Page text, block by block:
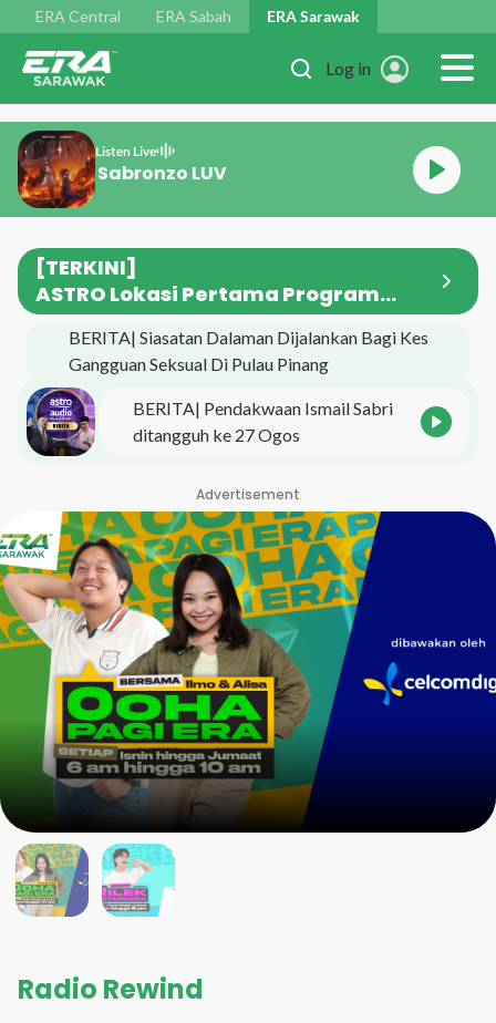
Skip to main content
ERA Central ERA Sabah ERA Sarawak
Log in
Listen Live
Ernie Zakri, Sabronzo LUV
[TERKINI]
ASTRO Lokasi Pertama Program
Singgah Media Merdeka JAPEN
BERITA| Siasatan Dalaman Dijalankan Bagi Kes
Gangguan Seksual Di Pulau Pinang
BERITA| Pendakwaan Ismail Sabri
ditangguh ke 27 Ogos
Advertisement
Radio Rewind